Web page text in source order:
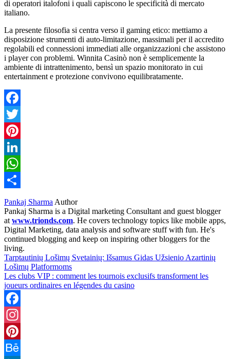
di operatori italofoni i quali capiscono le specificità di mercato
italiano.
La presente filosofia si centra verso il gaming etico: mettiamo a
disposizione strumenti di auto-limitazione, massimali per il accredito
regolabili ed connessioni immediati alle organizzazioni che assistono
i player con problemi. Winnita Casinò non è semplicemente la
ambiente di intrattenimento, bensì un spazio monitorato in cui
entertainment e protezione convivono equilibratamente.
Facebook
Twitter
Pinterest
LinkedIn
WhatsApp
Pankaj Sharma Author
Pankaj Sharma is a Digital marketing Consultant and guest blogger
at www.trionds.com. He covers technology topics like mobile apps,
Digital Marketing, data analysis and software stuff with fun. He's
continued blogging and keep on inspiring other bloggers for the
living.
Tarptautinių Lošimų Svetainių: Išsamus Gidas Užsienio Azartinių
Lošimų Platformoms
Les clubs VIP : comment les tournois exclusifs transforment les
joueurs ordinaires en légendes du casino
Facebook
Instagram
Pinterest